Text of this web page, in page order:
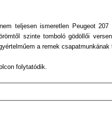
teljesen ismeretlen Peugeot 207
szinte tomboló gödöllői
a remek csapatmunkának
folytatódik.